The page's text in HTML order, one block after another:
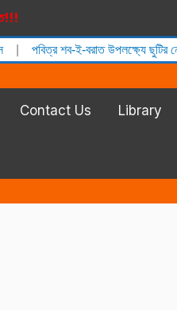
পবিত্র শব-ই-বরাত উপলক্ষ্যে ছুটির নোটিস
Contact Us Library